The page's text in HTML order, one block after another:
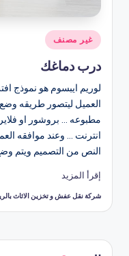
نُشر
في
غير مصنف
درب دماغك
لوريم ايبسوم هو نموذج
العميل ليتصور طريقه
مطبوعه ... بروشور او
انترنت ... وعند موافقه
النص من التصميم ويتم
إقرأ المزيد
تمّ
شركة نقل عفش و تخزين الاثاث